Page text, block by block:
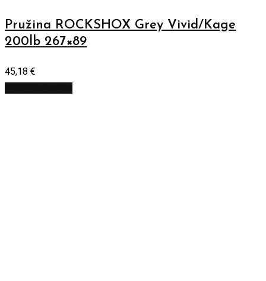
Pružina ROCKSHOX Grey Vivid/Kage
200lb 267×89
45,18 €